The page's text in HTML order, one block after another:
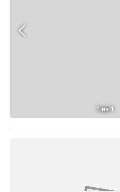
1 из 1